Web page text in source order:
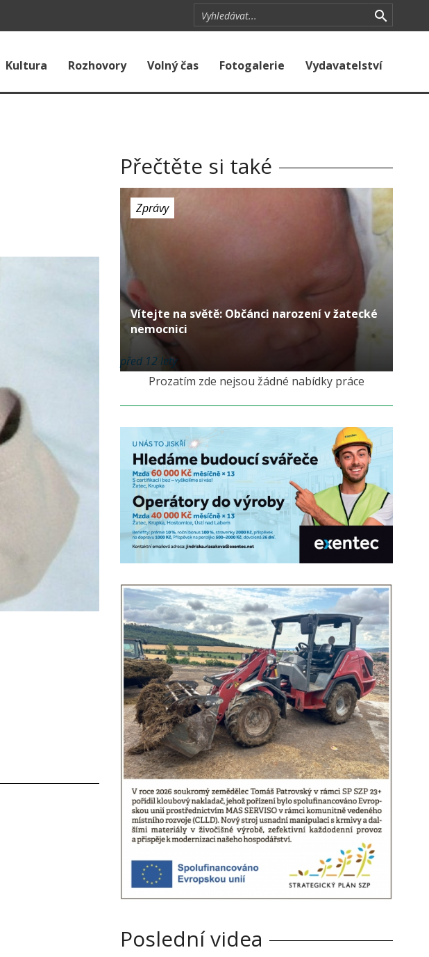
Kultura Rozhovory Volný čas Fotogalerie Vydavatelství
Přečtěte si také
Zprávy
Vítejte na světě: Občánci narození v žatecké
nemocnici
před 12 lety
Prozatím zde nejsou žádné nabídky práce
Poslední videa